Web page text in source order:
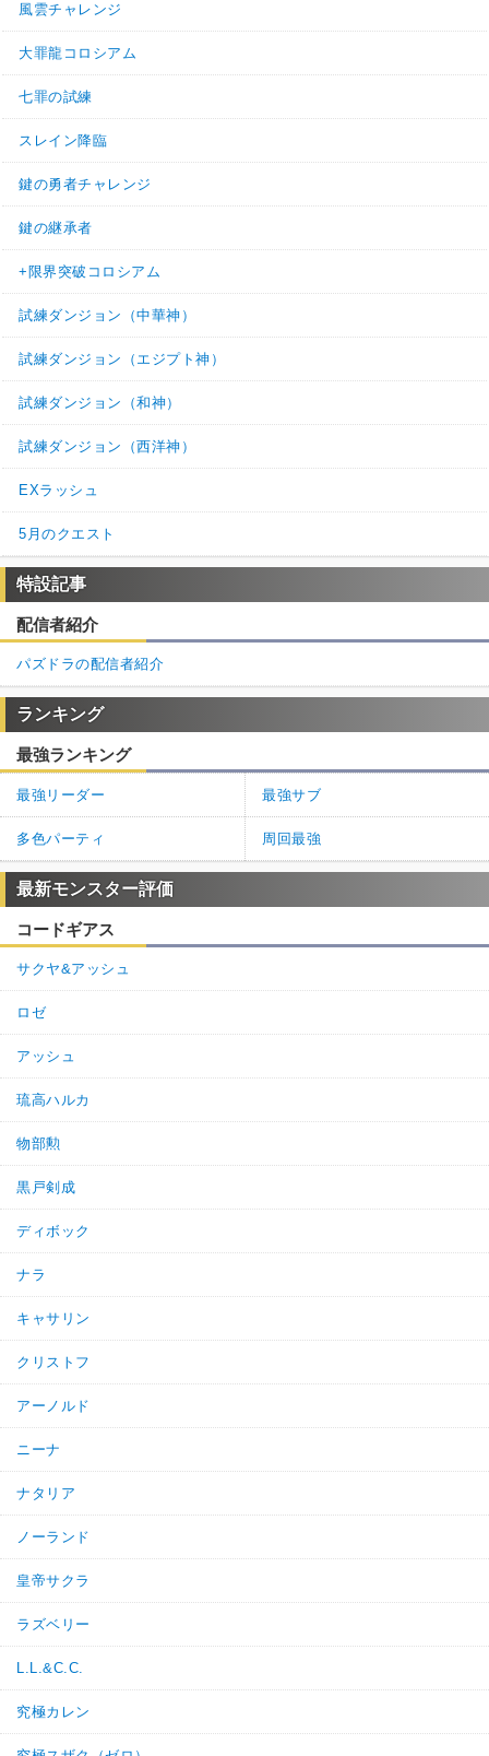
風雲チャレンジ
大罪龍コロシアム
七罪の試練
スレイン降臨
鍵の勇者チャレンジ
鍵の継承者
+限界突破コロシアム
試練ダンジョン（中華神）
試練ダンジョン（エジプト神）
試練ダンジョン（和神）
試練ダンジョン（西洋神）
EXラッシュ
5月のクエスト
特設記事
配信者紹介
パズドラの配信者紹介
ランキング
最強ランキング
最強リーダー 最強サブ
多色パーティ 周回最強
最新モンスター評価
コードギアス
サクヤ&アッシュ
ロゼ
アッシュ
琉高ハルカ
物部勲
黒戸剣成
ディボック
ナラ
キャサリン
クリストフ
アーノルド
ニーナ
ナタリア
ノーランド
皇帝サクラ
ラズベリー
L.L.&C.C.
究極カレン